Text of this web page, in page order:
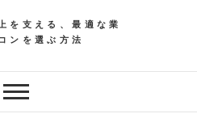
を支える、最適な業
ンを選ぶ方法